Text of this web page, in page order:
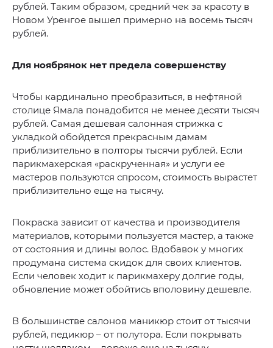
рублей. Таким образом, средний чек за красоту в
Новом Уренгое вышел примерно на восемь тысяч
рублей.
Для ноябрянок нет предела совершенству
Чтобы кардинально преобразиться, в нефтяной
столице Ямала понадобится не менее десяти тысяч
рублей. Самая дешевая салонная стрижка с
укладкой обойдется прекрасным дамам
приблизительно в полторы тысячи рублей. Если
парикмахерская «раскрученная» и услуги ее
мастеров пользуются спросом, стоимость вырастет
приблизительно еще на тысячу.
Покраска зависит от качества и производителя
материалов, которыми пользуется мастер, а также
от состояния и длины волос. Вдобавок у многих
продумана система скидок для своих клиентов.
Если человек ходит к парикмахеру долгие годы,
обновление может обойтись вполовину дешевле.
В большинстве салонов маникюр стоит от тысячи
рублей, педикюр – от полутора. Если покрывать